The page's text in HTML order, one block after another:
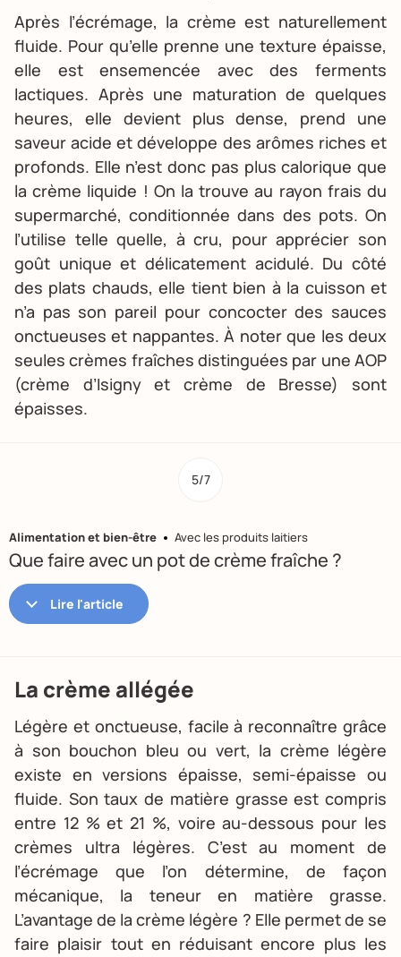
Après l’écrémage, la crème est naturellement
fluide. Pour qu’elle prenne une texture épaisse,
elle est ensemencée avec des ferments
lactiques. Après une maturation de quelques
heures, elle devient plus dense, prend une
saveur acide et développe des arômes riches et
profonds. Elle n’est donc pas plus calorique que
la crème liquide ! On la trouve au rayon frais du
supermarché, conditionnée dans des pots. On
l’utilise telle quelle, à cru, pour apprécier son
goût unique et délicatement acidulé. Du côté
des plats chauds, elle tient bien à la cuisson et
n’a pas son pareil pour concocter des sauces
onctueuses et nappantes. À noter que les deux
seules crèmes fraîches distinguées par une AOP
(crème d’Isigny et crème de Bresse) sont
épaisses.
Alimentation et bien-être Avec les produits laitiers
Que faire avec un pot de crème fraîche ?
5/7
La crème allégée
Légère et onctueuse, facile à reconnaître grâce
à son bouchon bleu ou vert, la crème légère
existe en versions épaisse, semi-épaisse ou
fluide. Son taux de matière grasse est compris
entre 12 % et 21 %, voire au-dessous pour les
crèmes ultra légères. C’est au moment de
l’écrémage que l’on détermine, de façon
mécanique, la teneur en matière grasse.
L’avantage de la crème légère ? Elle permet de se
faire plaisir tout en réduisant encore plus les